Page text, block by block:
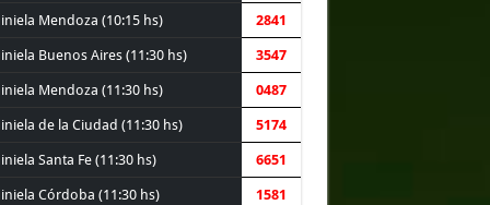
Mendoza (10:15 hs) 2841
Buenos Aires (11:30 hs) 3547
Mendoza (11:30 hs) 0487
de la Ciudad (11:30 hs) 5174
Santa Fe (11:30 hs) 6651
Córdoba (11:30 hs) 1581